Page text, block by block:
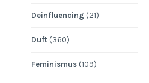
Deinfluencing (21)
Duft(360)
Feminismus(109)